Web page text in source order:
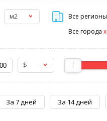
м2 Все регионы
Все города x
$
За 7 дней За 14 дней